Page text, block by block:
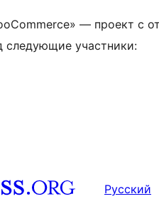
— проект с
следующие участники:
Русский